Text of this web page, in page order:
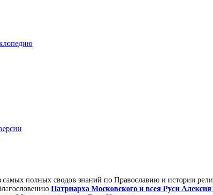
самых полных сводов знаний по Православию и истории
Патриарха Московского и всея Руси